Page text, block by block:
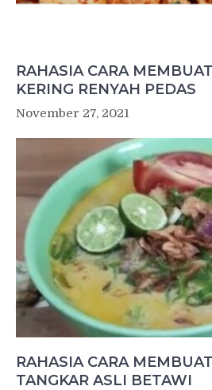
RAHASIA CARA
KERING RENYAH PEDAS
November 27, 2021
RAHASIA CARA
TANGKAR ASLI BETAWI